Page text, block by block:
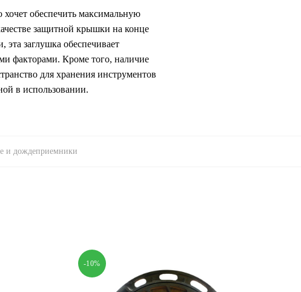
хочет обеспечить максимальную
защитной крышки на конце
заглушка обеспечивает
факторами. Кроме того, наличие
для хранения инструментов
в использовании.
и дождеприемники
-10%